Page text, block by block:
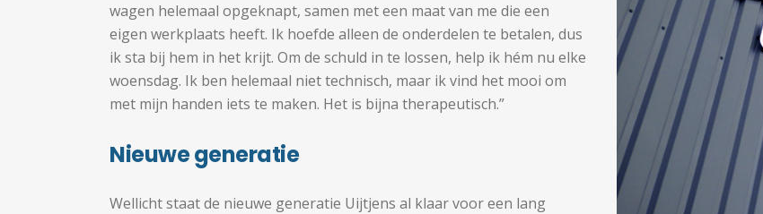
wagen helemaal opgeknapt, samen met een maat van me die een
eigen werkplaats heeft. Ik hoefde alleen de onderdelen te betalen, dus
ik sta bij hem in het krijt. Om de schuld in te lossen, help ik hém nu elke
woensdag. Ik ben helemaal niet technisch, maar ik vind het mooi om
met mijn handen iets te maken. Het is bijna therapeutisch.”
Nieuwe generatie
Wellicht staat de nieuwe generatie Uijtjens al klaar voor een lang